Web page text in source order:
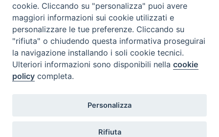
Email:
segreteria.st@pftim.it amministrazione.st@pftim.it
Sito web:
https://santommaso.pftim.it/
SERVIZI
di terze parti per le sue funzionalità. Chiudendo questo
cookie. Cliccando su "personalizza" puoi avere
maggiori informazioni sui cookie utilizzati e
personalizzare le tue preferenze. Cliccando su
"rifiuta" o chiudendo questa informativa proseguirai
la navigazione installando i soli cookie tecnici.
Ulteriori informazioni sono disponibili nellacookie
policy completa.
Personalizza
Rifiuta